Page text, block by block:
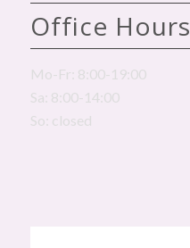
Office Hours
Mo-Fr: 8:00-19:00
Sa: 8:00-14:00
So: closed